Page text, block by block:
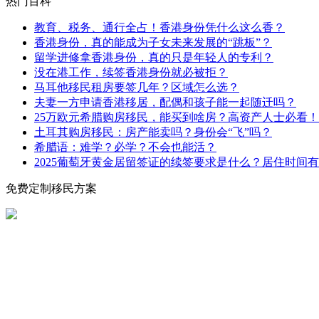
教育、税务、通行全占！香港身份凭什么这么香？
香港身份，真的能成为子女未来发展的“跳板”？
留学进修拿香港身份，真的只是年轻人的专利？
没在港工作，续签香港身份就必被拒？
马耳他移民租房要签几年？区域怎么选？
夫妻一方申请香港移居，配偶和孩子能一起随迁吗？
25万欧元希腊购房移民，能买到啥房？高资产人士必看！
土耳其购房移民：房产能卖吗？身份会“飞”吗？
希腊语：难学？必学？不会也能活？
2025葡萄牙黄金居留签证的续签要求是什么？居住时间
免费定制移民方案